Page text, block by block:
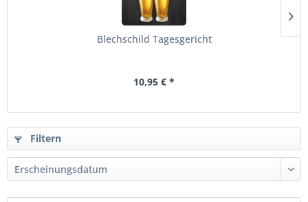
Blechschild Tagesgericht
10,95 € *
Filtern